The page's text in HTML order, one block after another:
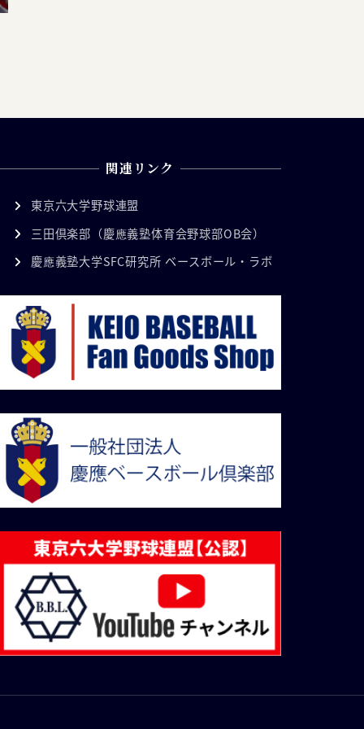
関連リンク
東京六大学野球連盟
三田倶楽部（慶應義塾体育会野球部OB会）
慶應義塾大学SFC研究所 ベースボール・ラボ